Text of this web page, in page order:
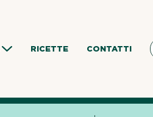
RICETTE CONTATTI